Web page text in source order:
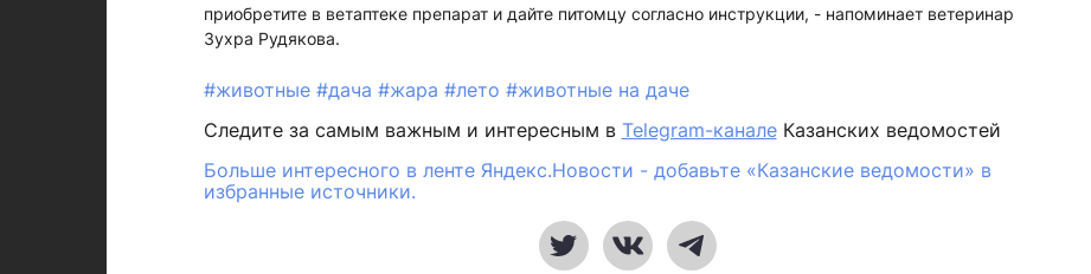
приобретите в ветаптеке препарат и дайте питомцу согласно инструкции, - напоминает ветеринар
Зухра Рудякова.
#животные #дача #жара #лето #животные на даче
Следите за самым важным и интересным в Telegram-каналеКазанских ведомостей
Больше интересного в ленте Яндекс.Новости - добавьте «Казанские ведомости» в
избранные источники.